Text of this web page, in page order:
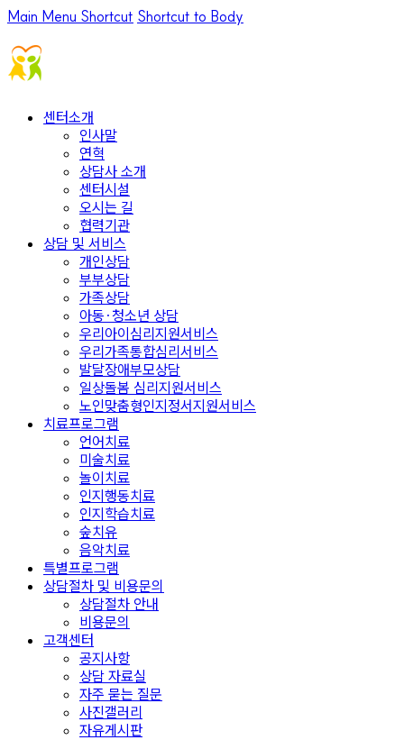
Main Menu Shortcut Shortcut to Body
센터소개
인사말
연혁
상담사 소개
센터시설
오시는 길
협력기관
상담 및 서비스
개인상담
부부상담
가족상담
아동·청소년 상담
우리아이심리지원서비스
우리가족통합심리서비스
발달장애부모상담
일상돌봄 심리지원서비스
노인맞춤형인지정서지원서비스
치료프로그램
언어치료
미술치료
놀이치료
인지행동치료
인지학습치료
숲치유
음악치료
특별프로그램
상담절차 및 비용문의
상담절차 안내
비용문의
고객센터
공지사항
상담 자료실
자주 묻는 질문
사진갤러리
자유게시판